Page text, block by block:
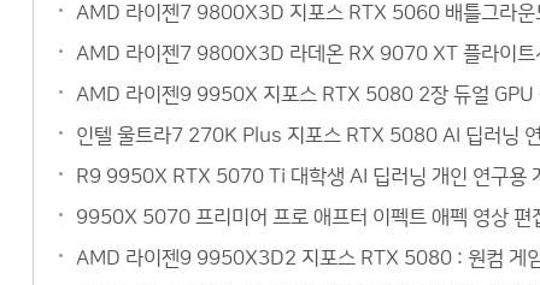
AMD 라이젠7 9800X3D 지포스 RTX 5060 배틀그라운
AMD 라이젠7 9800X3D 라데온 RX 9070 XT 플라이트
AMD 라이젠9 9950X 지포스 RTX 5080 2장 듀얼 GPU
인텔 울트라7 270K Plus 지포스 RTX 5080 AI 딥러닝
R9 9950X RTX 5070 Ti 대학생 AI 딥러닝 개인 연구용
9950X 5070 프리미어 프로 애프터 이펙트 애펙 영상 편
AMD 라이젠9 9950X3D2 지포스 RTX 5080 : 원컴 게